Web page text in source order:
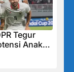
Tegur
Anak